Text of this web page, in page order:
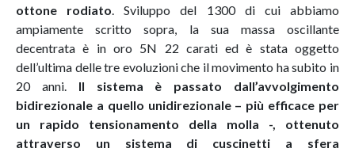
ottone rodiato. Sviluppo del 1300 di cui abbiamo
ampiamente scritto sopra, la sua massa oscillante
decentrata è in oro 5N 22 carati ed è stata oggetto
dell’ultima delle tre evoluzioni che il movimento ha subito in
20 anni. Il sistema è passato dall’avvolgimento
bidirezionale a quello unidirezionale – più efficace per
un rapido tensionamento della molla -, ottenuto
attraverso un sistema di cuscinetti a sfera